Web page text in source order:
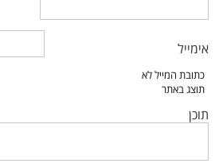
אימייל
תוכן